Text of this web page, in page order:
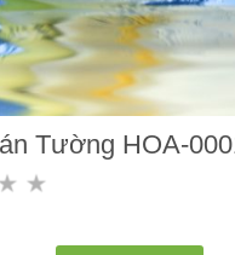
Tường HOA-